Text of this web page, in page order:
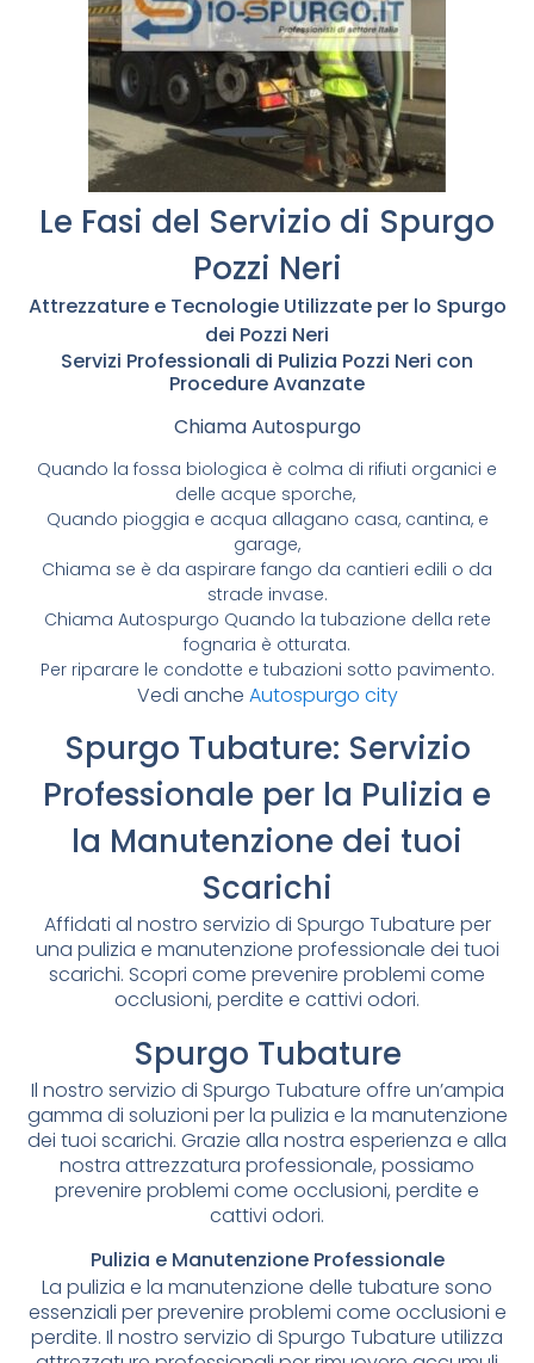
Le Fasi del Servizio di Spurgo
Pozzi Neri
Attrezzature e Tecnologie Utilizzate per lo Spurgo
dei Pozzi Neri
Servizi Professionali di Pulizia Pozzi Neri con
Procedure Avanzate
Chiama Autospurgo
Quando la fossa biologica è colma di rifiuti organici e
delle acque sporche,
Quando pioggia e acqua allagano casa, cantina, e
garage,
Chiama se è da aspirare fango da cantieri edili o da
strade invase.
Chiama Autospurgo Quando la tubazione della rete
fognaria è otturata.
Per riparare le condotte e tubazioni sotto pavimento.
Vedi anche Autospurgo city
Spurgo Tubature: Servizio
Professionale per la Pulizia e
la Manutenzione dei tuoi
Scarichi
Affidati al nostro servizio di Spurgo Tubature per
una pulizia e manutenzione professionale dei tuoi
scarichi. Scopri come prevenire problemi come
occlusioni, perdite e cattivi odori.
Spurgo Tubature
Il nostro servizio di Spurgo Tubature offre un’ampia
gamma di soluzioni per la pulizia e la manutenzione
dei tuoi scarichi. Grazie alla nostra esperienza e alla
nostra attrezzatura professionale, possiamo
prevenire problemi come occlusioni, perdite e
cattivi odori.
Pulizia e Manutenzione Professionale
La pulizia e la manutenzione delle tubature sono
essenziali per prevenire problemi come occlusioni e
perdite. Il nostro servizio di Spurgo Tubature utilizza